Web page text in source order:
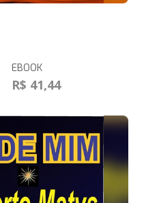
EBOOK
R$ 41,44